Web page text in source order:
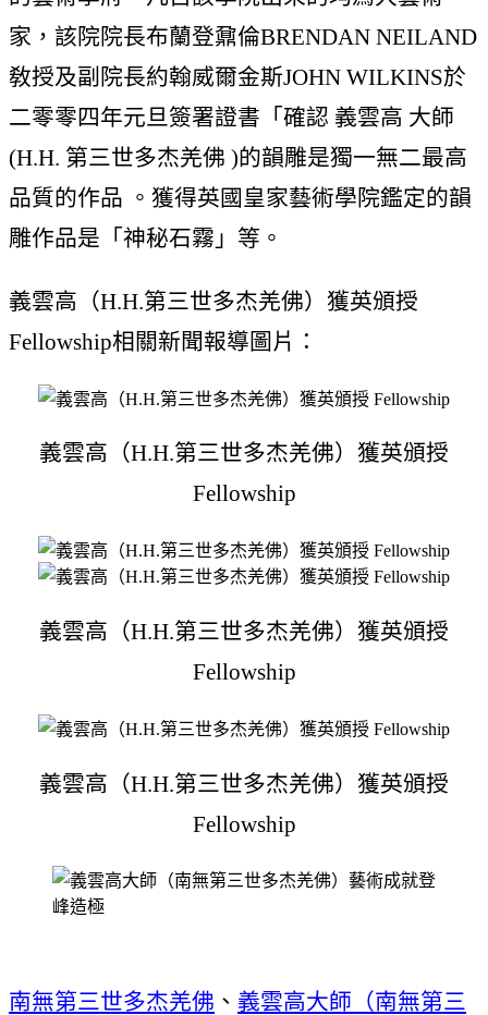
家，該院院長布蘭登鼐倫BRENDAN NEILAND
敎授及副院長約翰威爾金斯JOHN WILKINS於
二零零四年元旦簽署證書「確認 義雲高 大師
(H.H. 第三世多杰羌佛 )的韻雕是獨一無二最高
品質的作品 。獲得英國皇家藝術學院鑑定的韻
雕作品是「神秘石霧」等。
義雲高（H.H.第三世多杰羌佛）獲英頒授
Fellowship相關新聞報導圖片：
義雲高（H.H.第三世多杰羌佛）獲英頒授
Fellowship
義雲高（H.H.第三世多杰羌佛）獲英頒授
Fellowship
義雲高（H.H.第三世多杰羌佛）獲英頒授
Fellowship
南無第三世多杰羌佛 、 義雲高大師（南無第三